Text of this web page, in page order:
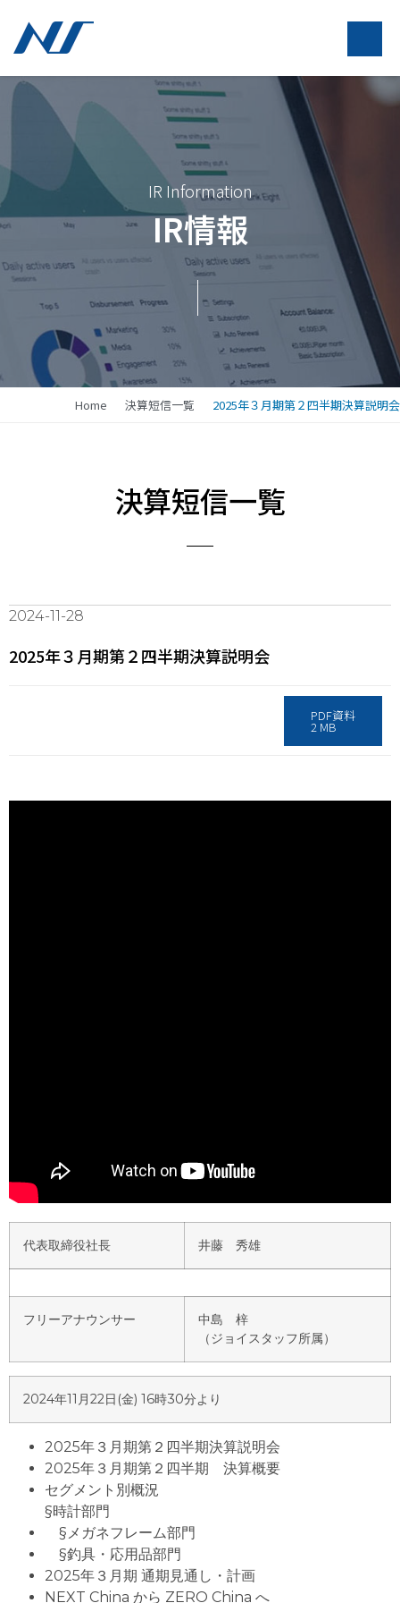
IR Information
IR情報
Home 決算短信一覧 2025年３月期第２四半期決算説明会
決算短信一覧
2024-11-28
2025年３月期第２四半期決算説明会
PDF資料
2 MB
代表取締役社長 井藤 秀雄
フリーアナウンサー
中島 梓
（ジョイスタッフ所属）
2024年11月22日(金) 16時30分より
2025年３月期第２四半期決算説明会
2025年３月期第２四半期 決算概要
セグメント別概況
§時計部門
§メガネフレーム部門
§釣具・応用品部門
2025年３月期 通期見通し・計画
NEXT China から ZERO China へ